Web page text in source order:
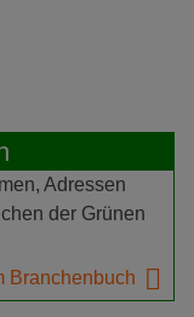
Adressen
der Grünen
Branchenbuch